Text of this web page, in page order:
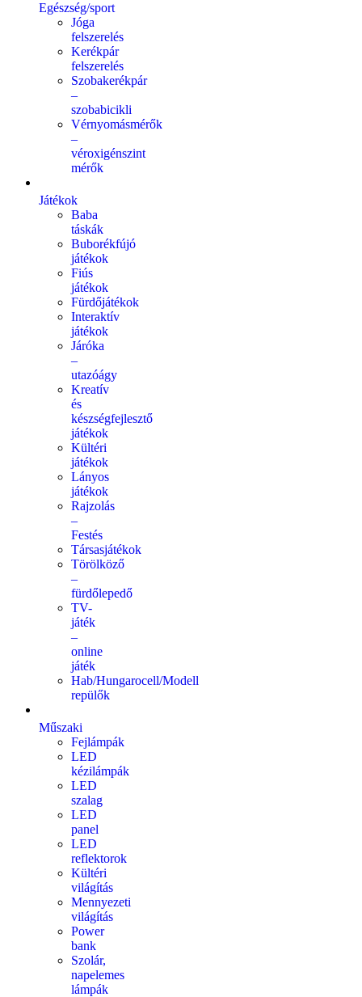
Egészség/sport
Jóga
felszerelés
Kerékpár
felszerelés
Szobakerékpár
–
szobabicikli
Vérnyomásmérők
–
véroxigénszint
mérők
Játékok
Baba
táskák
Buborékfújó
játékok
Fiús
játékok
Fürdőjátékok
Interaktív
játékok
Járóka
–
utazóágy
Kreatív
és
készségfejlesztő
játékok
Kültéri
játékok
Lányos
játékok
Rajzolás
–
Festés
Társasjátékok
Törölköző
–
fürdőlepedő
TV-
játék
–
online
játék
Hab/Hungarocell/Modell
repülők
Műszaki
Fejlámpák
LED
kézilámpák
LED
szalag
LED
panel
LED
reflektorok
Kültéri
világítás
Mennyezeti
világítás
Power
bank
Szolár,
napelemes
lámpák